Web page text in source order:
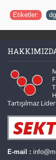
Etiketler:
Tartışılmaz
E-mail :